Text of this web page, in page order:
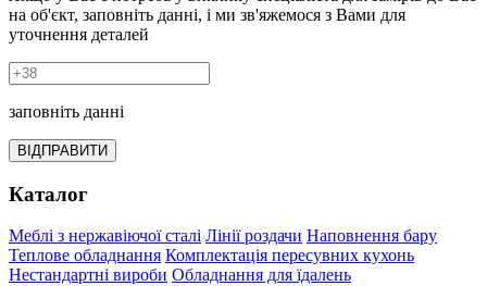
на об'єкт, заповніть данні, і ми зв'яжемося з Вами для
уточнення деталей
заповніть данні
ВІДПРАВИТИ
Каталог
Меблі з нержавіючої сталі Лінії роздачи Наповнення бару
Теплове обладнання Комплектація пересувних кухонь
Нестандартні вироби Обладнання для їдалень